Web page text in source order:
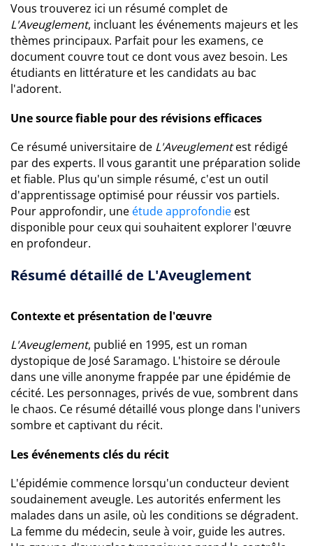
Vous trouverez ici un résumé complet de
L'Aveuglement, incluant les événements majeurs et les
thèmes principaux. Parfait pour les examens, ce
document couvre tout ce dont vous avez besoin. Les
étudiants en littérature et les candidats au bac
l'adorent.
Une source fiable pour des révisions efficaces
Ce résumé universitaire de L'Aveuglementest rédigé
par des experts. Il vous garantit une préparation solide
et fiable. Plus qu'un simple résumé, c'est un outil
d'apprentissage optimisé pour réussir vos partiels.
Pour approfondir, une étude approfondie est
disponible pour ceux qui souhaitent explorer l'œuvre
en profondeur.
Résumé détaillé de L'Aveuglement
Contexte et présentation de l'œuvre
L'Aveuglement, publié en 1995, est un roman
dystopique de José Saramago. L'histoire se déroule
dans une ville anonyme frappée par une épidémie de
cécité. Les personnages, privés de vue, sombrent dans
le chaos. Ce résumé détaillé vous plonge dans l'univers
sombre et captivant du récit.
Les événements clés du récit
L'épidémie commence lorsqu'un conducteur devient
soudainement aveugle. Les autorités enferment les
malades dans un asile, où les conditions se dégradent.
La femme du médecin, seule à voir, guide les autres.